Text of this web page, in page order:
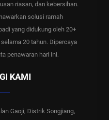
riasan, dan kebersihan.
solusi ramah
yang didukung oleh 20+
20 tahun. Dipercaya
penawaran hari ini.
KAMI
Gaoji, Distrik Songjiang,